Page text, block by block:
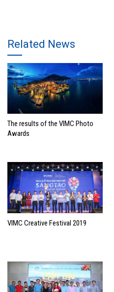
Related News
The results of the VIMC Photo
Awards
VIMC Creative Festival 2019